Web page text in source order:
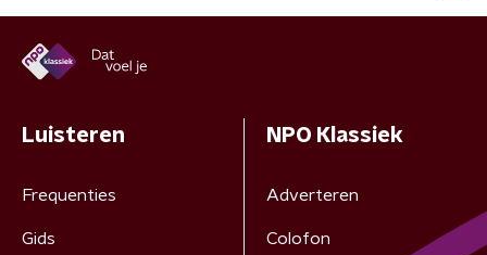
Luisteren
Frequenties
Gids
NPO Klassiek
Adverteren
Colofon